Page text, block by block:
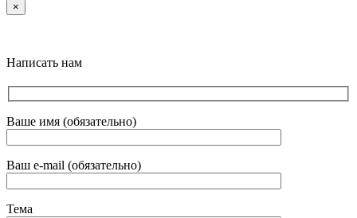
×
Написать нам
Ваше имя (обязательно)
Ваш e-mail (обязательно)
Тема